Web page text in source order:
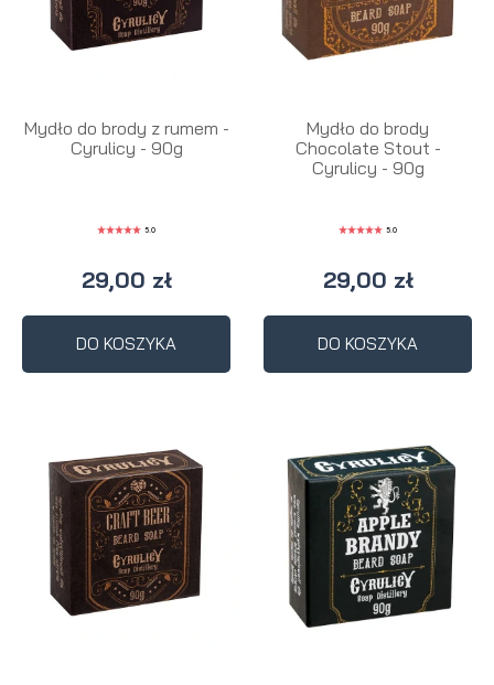
Mydło do brody z rumem -
Cyrulicy - 90g
5.0
29,00 zł
DO KOSZYKA
Mydło do brody
Chocolate Stout -
Cyrulicy - 90g
5.0
29,00 zł
DO KOSZYKA